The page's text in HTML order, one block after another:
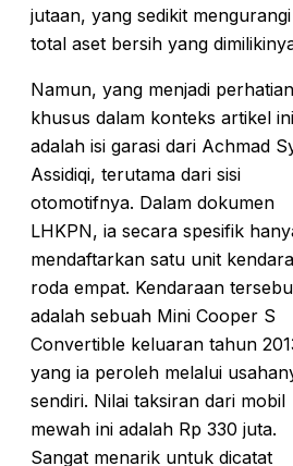
jutaan, yang sedikit mengurangi
total aset bersih yang
Namun, yang menjadi perhatian
khusus dalam konteks artikel ini
adalah isi garasi dari Achmad
Assidiqi, terutama dari sisi
otomotifnya. Dalam dokumen
LHKPN, ia secara spesifik
mendaftarkan satu unit
roda empat. Kendaraan
adalah sebuah Mini Cooper S
Convertible keluaran tahun
yang ia peroleh melalui
sendiri. Nilai taksiran dari mobil
mewah ini adalah Rp 330 juta.
Sangat menarik untuk dicatat